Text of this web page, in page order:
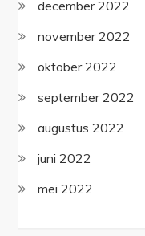
december 2022
november 2022
oktober 2022
september 2022
augustus 2022
juni 2022
mei 2022